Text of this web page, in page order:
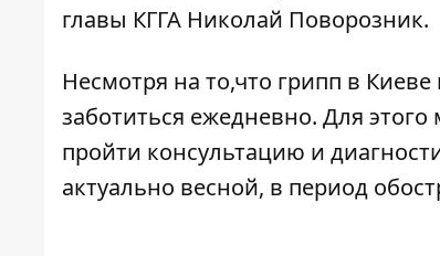
главы КГГА Николай Поворозник.
Несмотря на то,что грипп в
заботиться ежедневно. Для
пройти консультацию и
актуально весной, в период